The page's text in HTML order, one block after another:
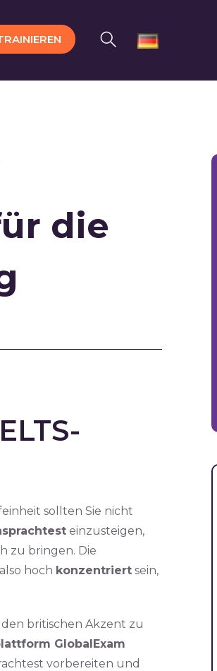
die
sollten Sie nicht
einzusteigen,
zu bringen. Die
hoch konzentriert sein,
den britischen Akzent zu
GlobalExam
vorbereiten und